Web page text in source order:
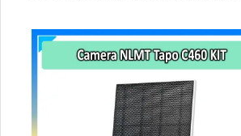
microSD tối đa 256GB hoặc lưu đám
cho gia đình và văn phòng nhỏ.